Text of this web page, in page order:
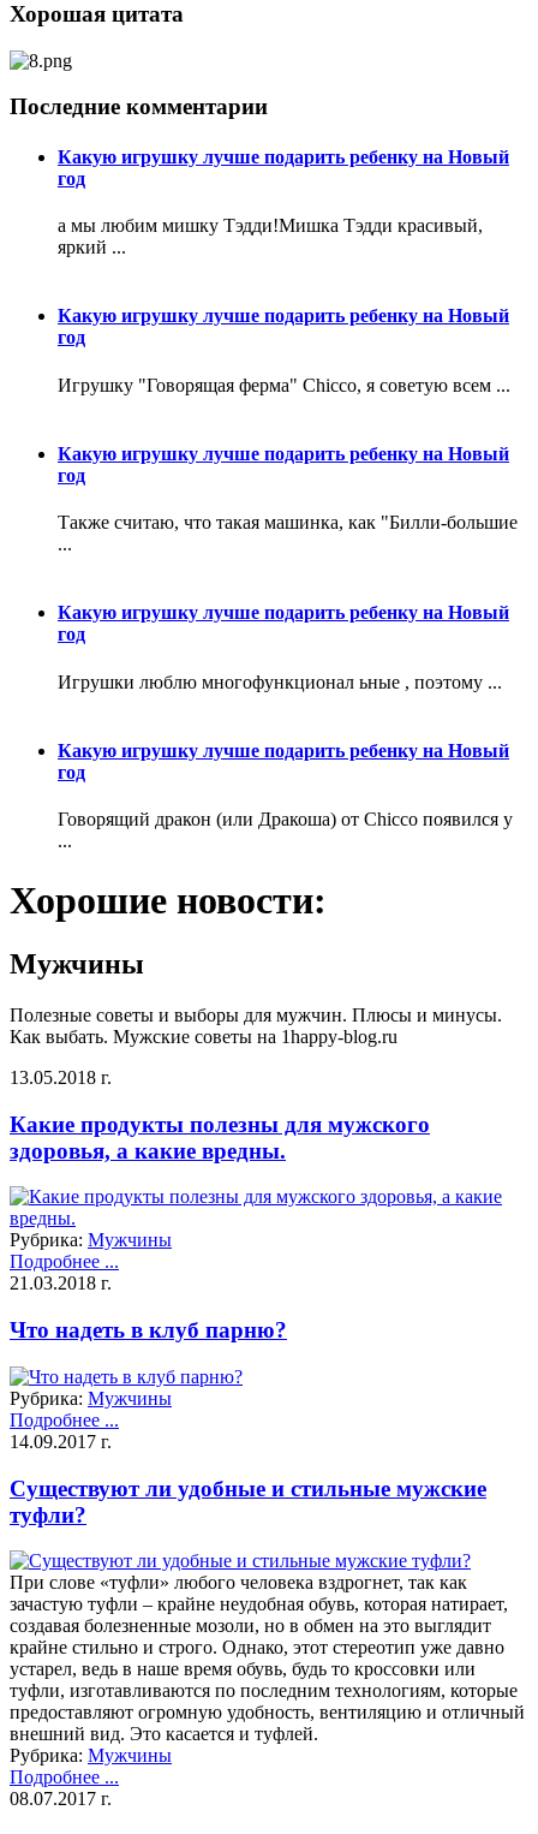
Хорошая цитата
Последние комментарии
Какую игрушку лучше подарить ребенку на Новый
год
а мы любим мишку Тэдди!Мишка Тэдди красивый,
яркий ...
Какую игрушку лучше подарить ребенку на Новый
год
Игрушку "Говорящая ферма" Chicco, я советую всем ...
Какую игрушку лучше подарить ребенку на Новый
год
Также считаю, что такая машинка, как "Билли-большие
...
Какую игрушку лучше подарить ребенку на Новый
год
Игрушки люблю многофункционал ьные , поэтому ...
Какую игрушку лучше подарить ребенку на Новый
год
Говорящий дракон (или Дракоша) от Chicco появился у
...
Хорошие новости:
Мужчины
Полезные советы и выборы для мужчин. Плюсы и минусы.
Как выбать. Мужские советы на 1happy-blog.ru
13.05.2018 г.
Какие продукты полезны для мужского
здоровья, а какие вредны.
Рубрика: Мужчины
Подробнее ...
21.03.2018 г.
Что надеть в клуб парню?
Рубрика: Мужчины
Подробнее ...
14.09.2017 г.
Существуют ли удобные и стильные мужские
туфли?
При слове «туфли» любого человека вздрогнет, так как
зачастую туфли – крайне неудобная обувь, которая натирает,
создавая болезненные мозоли, но в обмен на это выглядит
крайне стильно и строго. Однако, этот стереотип уже давно
устарел, ведь в наше время обувь, будь то кроссовки или
туфли, изготавливаются по последним технологиям, которые
предоставляют огромную удобность, вентиляцию и отличный
внешний вид. Это касается и туфлей.
Рубрика: Мужчины
Подробнее ...
08.07.2017 г.